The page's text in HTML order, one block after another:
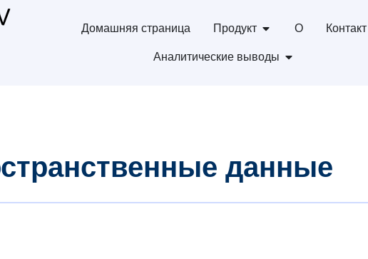
Домашняя страница Продукт О Контакт
Аналитические выводы
данные